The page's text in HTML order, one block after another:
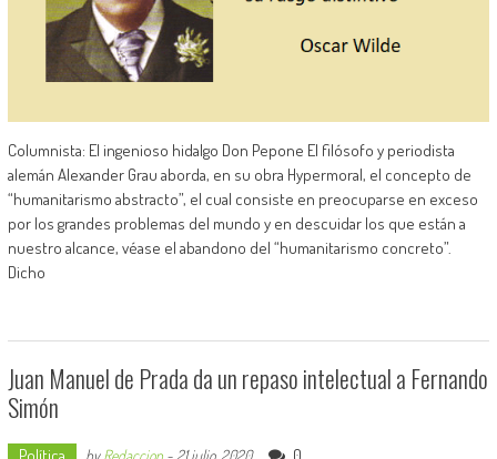
Columnista: El ingenioso hidalgo Don Pepone El filósofo y periodista
alemán Alexander Grau aborda, en su obra Hypermoral, el concepto de
“humanitarismo abstracto”, el cual consiste en preocuparse en exceso
por los grandes problemas del mundo y en descuidar los que están a
nuestro alcance, véase el abandono del “humanitarismo concreto”.
Dicho
Juan Manuel de Prada da un repaso intelectual a Fernando
Simón
byRedaccion- 21 julio, 2020